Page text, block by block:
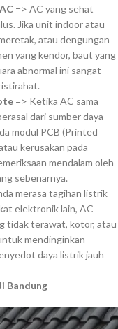
=> AC yang sehat
Jika unit indoor atau
atau dengungan
yang kendor, baut yang
abnormal ini sangat
=> Ketika AC sama
dari sumber daya
modul PCB (Printed
kerusakan pada
mendalam oleh
sebenarnya.
merasa tagihan listrik
elektronik lain, AC
tidak terawat, kotor, atau
mendinginkan
daya listrik jauh
Bandung